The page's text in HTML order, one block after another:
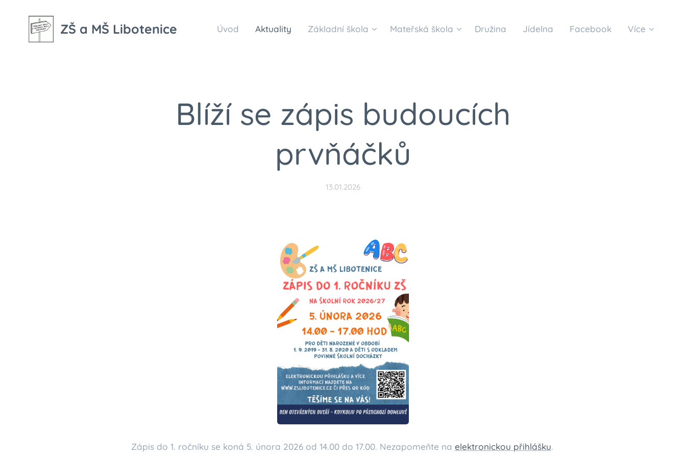
ZŠ a MŠ Libotenice Úvod Aktuality Základní škola Mateřská škola Družina Jídelna Facebook Více
Blíží se zápis budoucích
prvňáčků
13.01.2026
Zápis do 1. ročníku se koná 5. února 2026 od 14.00 do 17.00. Nezapomeňte na elektronickou přihlášku.